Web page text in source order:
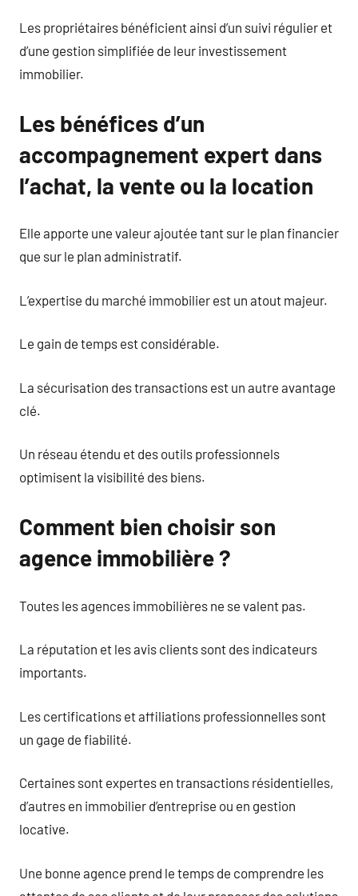
Les propriétaires bénéficient ainsi d’un suivi régulier et
d’une gestion simplifiée de leur investissement
immobilier.
Les bénéfices d’un
accompagnement expert dans
l’achat, la vente ou la location
Elle apporte une valeur ajoutée tant sur le plan financier
que sur le plan administratif.
L’expertise du marché immobilier est un atout majeur.
Le gain de temps est considérable.
La sécurisation des transactions est un autre avantage
clé.
Un réseau étendu et des outils professionnels
optimisent la visibilité des biens.
Comment bien choisir son
agence immobilière ?
Toutes les agences immobilières ne se valent pas.
La réputation et les avis clients sont des indicateurs
importants.
Les certifications et affiliations professionnelles sont
un gage de fiabilité.
Certaines sont expertes en transactions résidentielles,
d’autres en immobilier d’entreprise ou en gestion
locative.
Une bonne agence prend le temps de comprendre les